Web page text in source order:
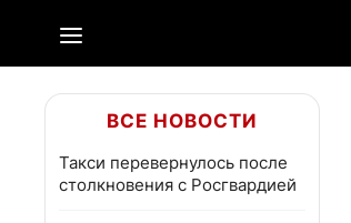
ВСЕ НОВОСТИ
Такси перевернулось после
столкновения с Росгвардией